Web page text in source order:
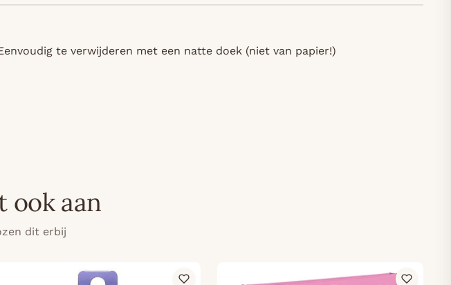
te verwijderen met een natte doek (niet van papier!)
ook aan
dit erbij